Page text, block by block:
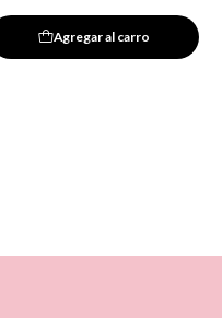
Agregar al carro